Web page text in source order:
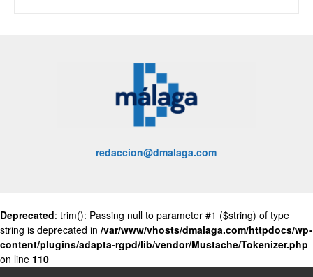
redaccion@dmalaga.com
Deprecated: trim(): Passing null to parameter #1 ($string) of type
string is deprecated in /var/www/vhosts/dmalaga.com/httpdocs/wp-
content/plugins/adapta-rgpd/lib/vendor/Mustache/Tokenizer.php
on line 110